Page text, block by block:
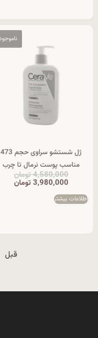
ژل شستشو سراوی حجم 473
مناسب پوست نرمال تا چرب
4,580,000تومان
3,980,000 تومان
اطلاعات بیشتر
قبل